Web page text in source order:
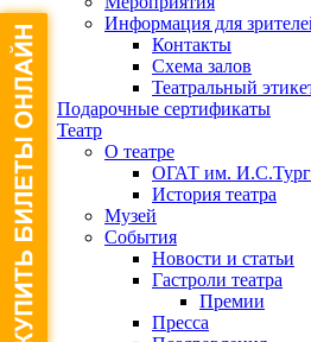
Информация для
Контакты
Схема залов
Театральный
Подарочные сертификаты
Театр
О театре
ОГАТ им.
История театра
Музей
События
Новости и статьи
Гастроли театра
Премии
Пресса